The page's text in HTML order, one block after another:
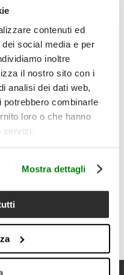
contenuti ed
social media e per
inoltre
il nostro sito con i
analisi dei dati web,
potrebbero combinarle
loro o che hanno
Mostra dettagli
matrimoniale
cm
e 2 federe con piping
leggerezza
opaca
con ciclo delicato;
usare detersivo neutro;
temperature; stirare